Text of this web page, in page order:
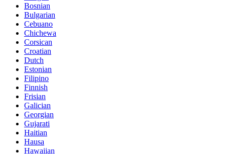
Bosnian
Bulgarian
Cebuano
Chichewa
Corsican
Croatian
Dutch
Estonian
Filipino
Finnish
Frisian
Galician
Georgian
Gujarati
Haitian
Hausa
Hawaiian